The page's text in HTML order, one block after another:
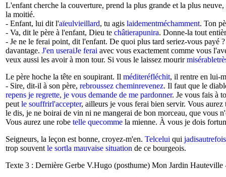
L'enfant cherche la couverture, prend la plus grande et la plus
la moitié.
- Enfant, lui dit l'aïeulvieillard, tu agis laidementméchamment. Ton
- Va, dit le père à l'enfant, Dieu te châtierapunira. Donne-la tout
- Je ne le ferai point, dit l'enfant. De quoi plus tard seriez-vous payé
davantage. J'en useraiJe ferai avec vous exactement comme vous
veux aussi les avoir à mon tour. Si vous le laissez mourir
Le père hoche la tête en soupirant. Il méditeréfléchit, il rentre en lui-
- Sire, dit-il à son père, rebroussez cheminrevenez. Il faut que le
repens je regrette, je vous demande de me pardonner. Je vous fais à
peut le souffrirl'accepter, ailleurs je vous ferai bien servir. Vous aurez
le dis, je ne boirai de vin ni ne mangerai de bon morceau, que vous
Vous aurez une robe telle quecomme la mienne. À vous je dois
Seigneurs, la leçon est bonne, croyez-m'en. Telcelui qui jadisautrefois
trop souvent le sortla mauvaise situation de ce bourgeois.
Texte 3 : Dernière Gerbe V.Hugo (posthume) Mon Jardin Hauteville